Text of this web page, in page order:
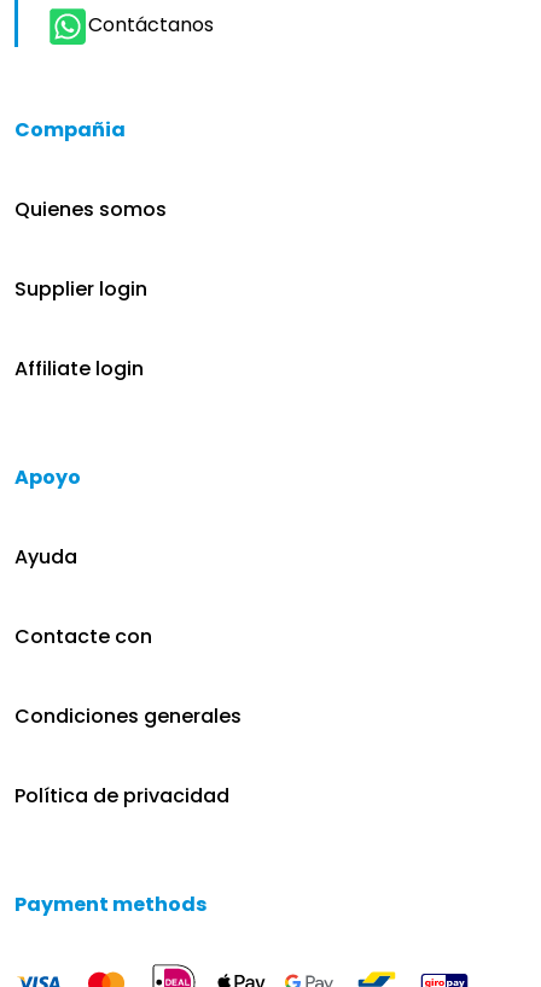
Contáctanos
Compañia
Quienes somos
Supplier login
Affiliate login
Apoyo
Ayuda
Contacte con
Condiciones generales
Política de privacidad
Payment methods